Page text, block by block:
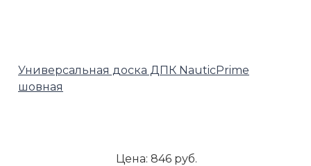
Универсальная доска ДПК NauticPrime
шовная
Цена: 846 руб.